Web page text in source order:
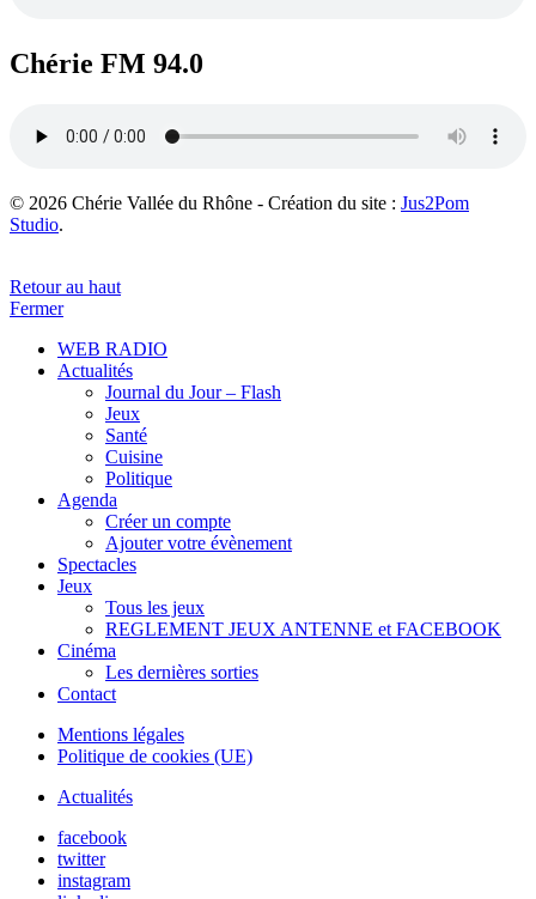
Chérie FM 94.0
© 2026 Chérie Vallée du Rhône - Création du site : Jus2Pom
Studio.
Retour au haut
Fermer
WEB RADIO
Actualités
Journal du Jour – Flash
Jeux
Santé
Cuisine
Politique
Agenda
Créer un compte
Ajouter votre évènement
Spectacles
Jeux
Tous les jeux
REGLEMENT JEUX ANTENNE et FACEBOOK
Cinéma
Les dernières sorties
Contact
Mentions légales
Politique de cookies (UE)
Actualités
facebook
twitter
instagram